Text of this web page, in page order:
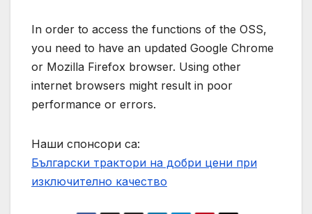
In order to access the functions of the OSS,
you need to have an updated Google Chrome
or Mozilla Firefox browser. Using other
internet browsers might result in poor
performance or errors.
Наши спонсори са:
Български трактори на добри цени при
изключително качество